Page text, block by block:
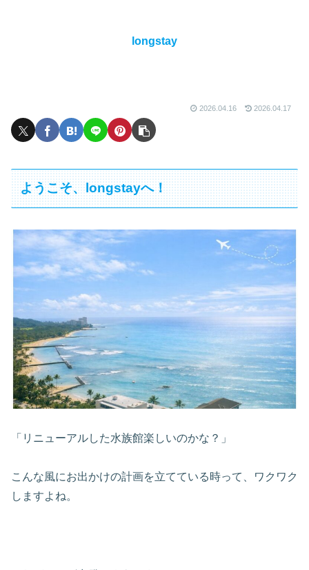
longstay
2026.04.16 2026.04.17
ようこそ、longstayへ！
「リニューアルした水族館楽しいのかな？」
こんな風にお出かけの計画を立てている時って、ワクワク
しますよね。